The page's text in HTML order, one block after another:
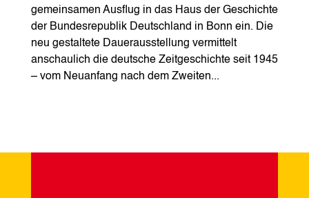
gemeinsamen Ausflug in das Haus der Geschichte
der Bundesrepublik Deutschland in Bonn ein. Die
neu gestaltete Dauerausstellung vermittelt
anschaulich die deutsche Zeitgeschichte seit 1945
– vom Neuanfang nach dem Zweiten...